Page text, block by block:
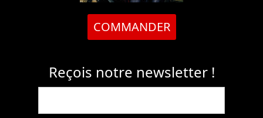
COMMANDER
Reçois notre newsletter !